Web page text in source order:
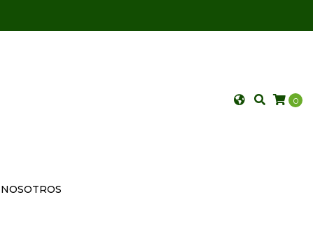
0
NOSOTROS